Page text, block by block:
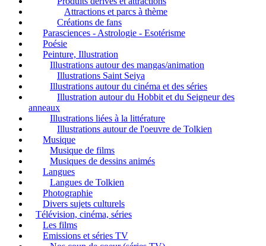
Attractions et parcs à thème
Créations de fans
Parasciences - Astrologie - Esotérisme
Poésie
Peinture, Illustration
Illustrations autour des mangas/animation
Illustrations Saint Seiya
Illustrations autour du cinéma et des séries
Illustration autour du Hobbit et du Seigneur des
anneaux
Illustrations liées à la littérature
Illustrations autour de l'oeuvre de Tolkien
Musique
Musique de films
Musiques de dessins animés
Langues
Langues de Tolkien
Photographie
Divers sujets culturels
Télévision, cinéma, séries
Les films
Emissions et séries TV